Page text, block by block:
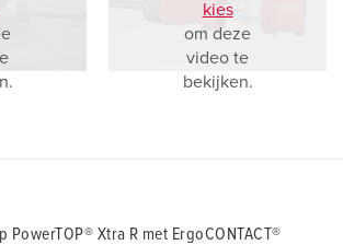
kies
om deze
video te
bekijken.
PowerTOP® Xtra R met ErgoCONTACT®